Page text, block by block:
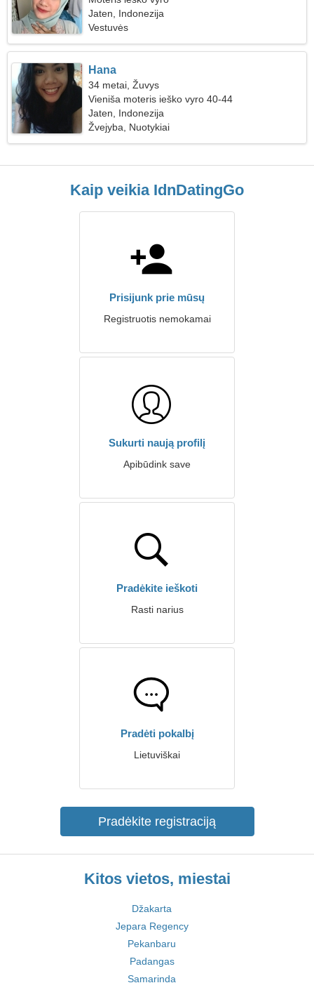
Jaten, Indonezija
Vestuvės
Hana
34 metai, Žuvys
Vieniša moteris ieško vyro 40-44
Jaten, Indonezija
Žvejyba, Nuotykiai
Kaip veikia IdnDatingGo
Prisijunk prie mūsų
Registruotis nemokamai
Sukurti naują profilį
Apibūdink save
Pradėkite ieškoti
Rasti narius
Pradėti pokalbį
Lietuviškai
Pradėkite registraciją
Kitos vietos, miestai
Džakarta
Jepara Regency
Pekanbaru
Padangas
Samarinda